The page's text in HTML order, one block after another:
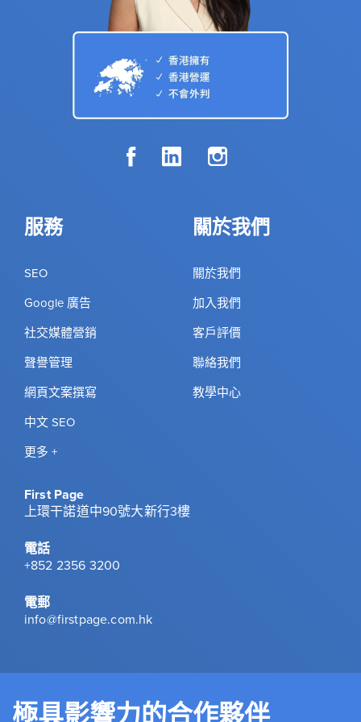
服務
SEO
Google 廣告
社交媒體營銷
聲譽管理
網頁文案撰寫
中文 SEO
更多 +
關於我們
關於我們
加入我們
客戶評價
聯絡我們
教學中心
First Page
上環干諾道中90號大新行3樓
電話
+852 2356 3200
電郵
info@firstpage.com.hk
極具影響力的合作夥伴